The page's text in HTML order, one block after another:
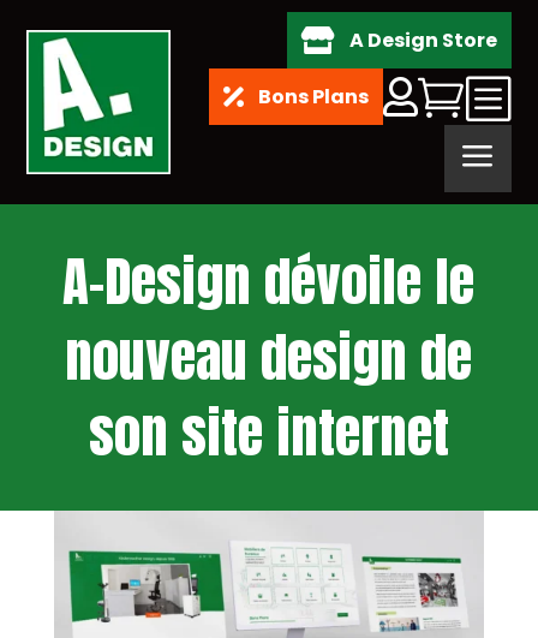
 A Design Store
 Bons Plans b
a
A-Design dévoile le
nouveau design de
son site internet